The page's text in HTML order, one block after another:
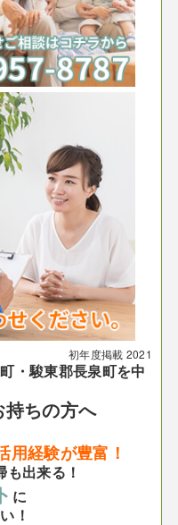
初年度掲載 2021
・駿東郡長泉町を中
持ちの方へ
用経験が豊富！
出来る！
に
！